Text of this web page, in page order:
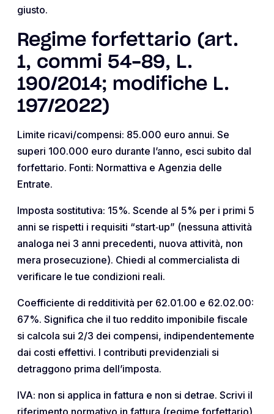
giusto.
Regime forfettario (art.
1, commi 54-89, L.
190/2014; modifiche L.
197/2022)
Limite ricavi/compensi: 85.000 euro annui. Se
superi 100.000 euro durante l’anno, esci subito dal
forfettario. Fonti: Normattiva e Agenzia delle
Entrate.
Imposta sostitutiva: 15%. Scende al 5% per i primi 5
anni se rispetti i requisiti “start‑up” (nessuna attività
analoga nei 3 anni precedenti, nuova attività, non
mera prosecuzione). Chiedi al commercialista di
verificare le tue condizioni reali.
Coefficiente di redditività per 62.01.00 e 62.02.00:
67%. Significa che il tuo reddito imponibile fiscale
si calcola sui 2/3 dei compensi, indipendentemente
dai costi effettivi. I contributi previdenziali si
detraggono prima dell’imposta.
IVA: non si applica in fattura e non si detrae. Scrivi il
riferimento normativo in fattura (regime forfettario)